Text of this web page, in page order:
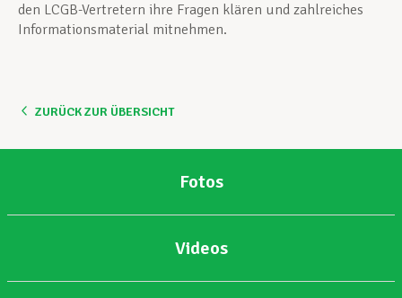
den LCGB-Vertretern ihre Fragen klären und zahlreiches
Informationsmaterial mitnehmen.
ZURÜCK ZUR ÜBERSICHT
Fotos
Videos